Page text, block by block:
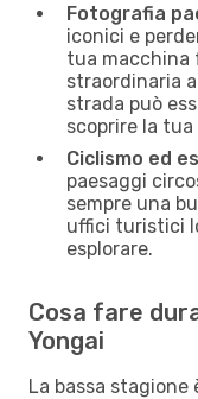
Fotografia
iconici e
tua macchina
straordinaria
strada può
scoprire la
Ciclismo ed
paesaggi
sempre una
uffici turistici
esplorare.
Cosa fare
Yongai
La bassa stagione